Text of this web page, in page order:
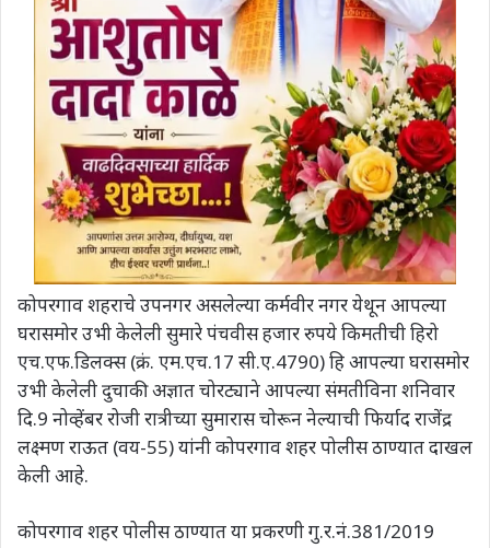
कोपरगाव शहराचे उपनगर असलेल्या कर्मवीर नगर येथून आपल्या
घरासमोर उभी केलेली सुमारे पंचवीस हजार रुपये किमतीची हिरो
एच.एफ.डिलक्स (क्रं. एम.एच.17 सी.ए.4790) हि आपल्या घरासमोर
उभी केलेली दुचाकी अज्ञात चोरट्याने आपल्या संमतीविना शनिवार
दि.9 नोव्हेंबर रोजी रात्रीच्या सुमारास चोरून नेल्याची फिर्याद राजेंद्र
लक्ष्मण राऊत (वय-55) यांनी कोपरगाव शहर पोलीस ठाण्यात दाखल
केली आहे.
कोपरगाव शहर पोलीस ठाण्यात या प्रकरणी गु.र.नं.381/2019